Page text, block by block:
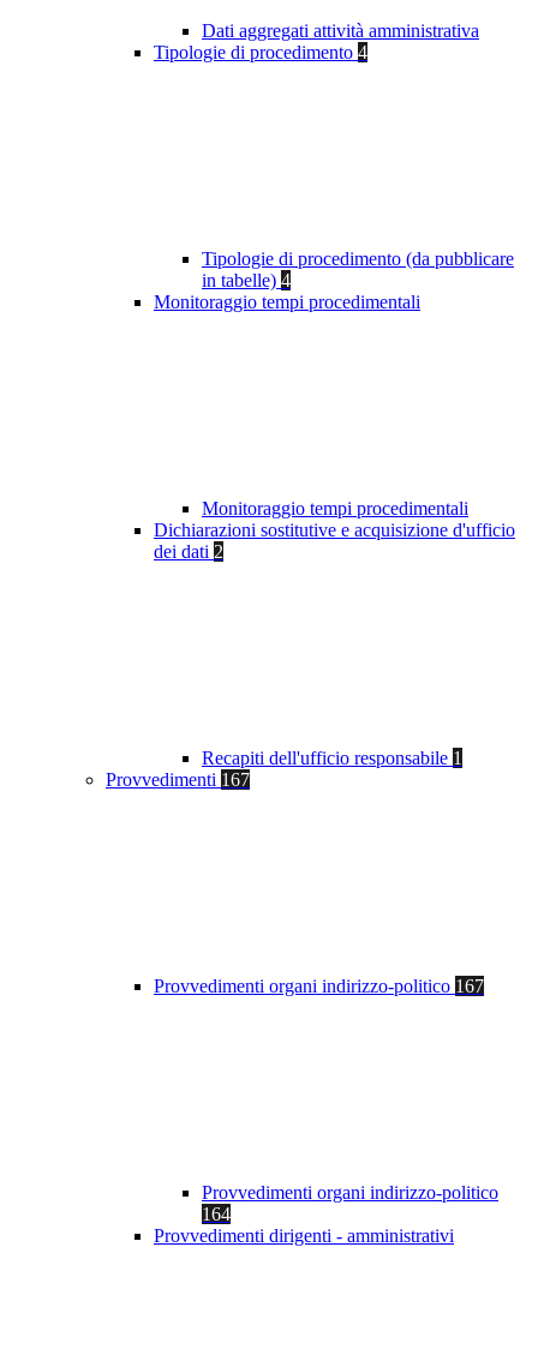
Dati aggregati attività amministrativa
Tipologie di procedimento 4
Tipologie di procedimento (da pubblicare
in tabelle) 4
Monitoraggio tempi procedimentali
Monitoraggio tempi procedimentali
Dichiarazioni sostitutive e acquisizione d'ufficio
dei dati 2
Recapiti dell'ufficio responsabile 1
Provvedimenti 167
Provvedimenti organi indirizzo-politico 167
Provvedimenti organi indirizzo-politico
164
Provvedimenti dirigenti - amministrativi